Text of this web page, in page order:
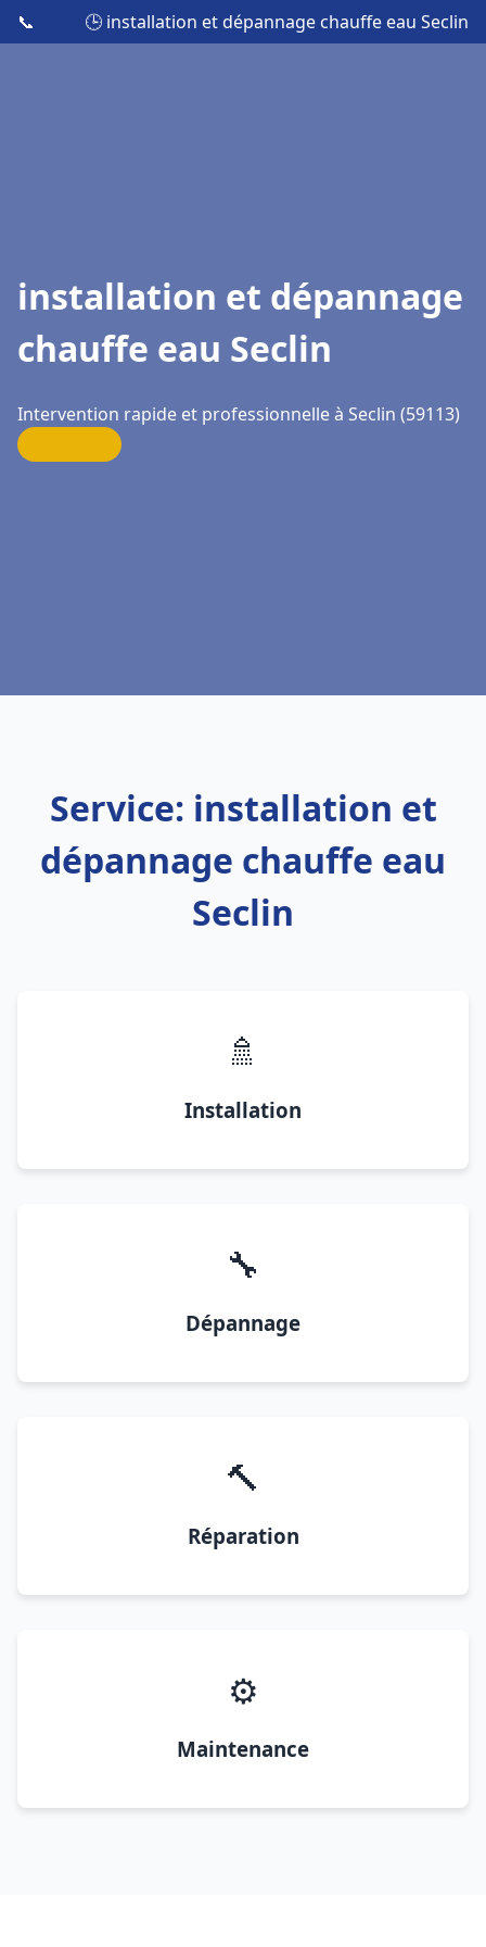
📞 🕒 installation et dépannage chauffe eau Seclin
installation et dépannage
chauffe eau Seclin
Intervention rapide et professionnelle à Seclin (59113)
Service: installation et
dépannage chauffe eau
Seclin
🚿
Installation
🔧
Dépannage
🔨
Réparation
⚙️
Maintenance